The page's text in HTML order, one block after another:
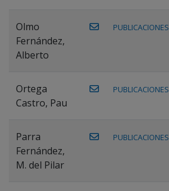
Olmo
Fernández,
Alberto
PUBLICACIONES
Ortega
Castro, Pau
PUBLICACIONES
Parra
Fernández,
M. del Pilar
PUBLICACIONES